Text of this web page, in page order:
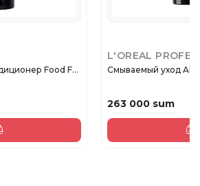
Food F...
L'OREAL
Смываемый уход
263 000 sum